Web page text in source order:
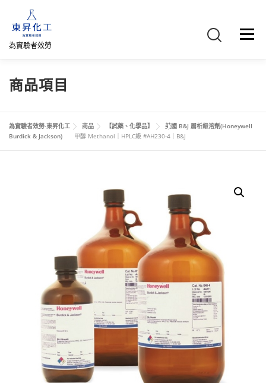
為實驗者效勞
選單
首頁 關於我們
網路商店 直購專區 詢價車、購物車/會員
商品項目
為實驗者效勞-東昇化工 商品 【試藥、化學品】
美國 B&J 層析級溶劑(Honeywell
Burdick & Jackson)
甲醇 Methanol｜HPLC級 #AH230-4｜B&J